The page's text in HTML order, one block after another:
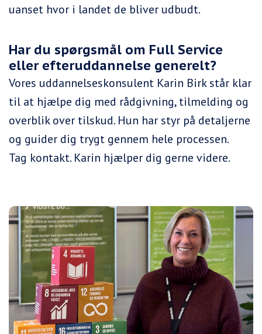
uanset hvor i landet de bliver udbudt.
Har du spørgsmål om Full Service
eller efteruddannelse generelt?
Vores uddannelseskonsulent Karin Birk står klar
til at hjælpe dig med rådgivning, tilmelding og
overblik over tilskud. Hun har styr på detaljerne
og guider dig trygt gennem hele processen.
Tag kontakt. Karin hjælper dig gerne videre.